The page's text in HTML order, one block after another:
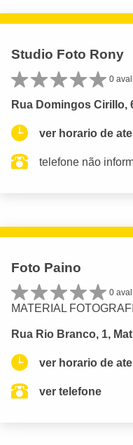
Studio Foto Rony
0
Rua Domingos Cirillo,
ver horario de
telefone não
Foto Paino
0 aval.
MATERIAL
Rua Rio Branco, 1,
ver horario de
ver telefone